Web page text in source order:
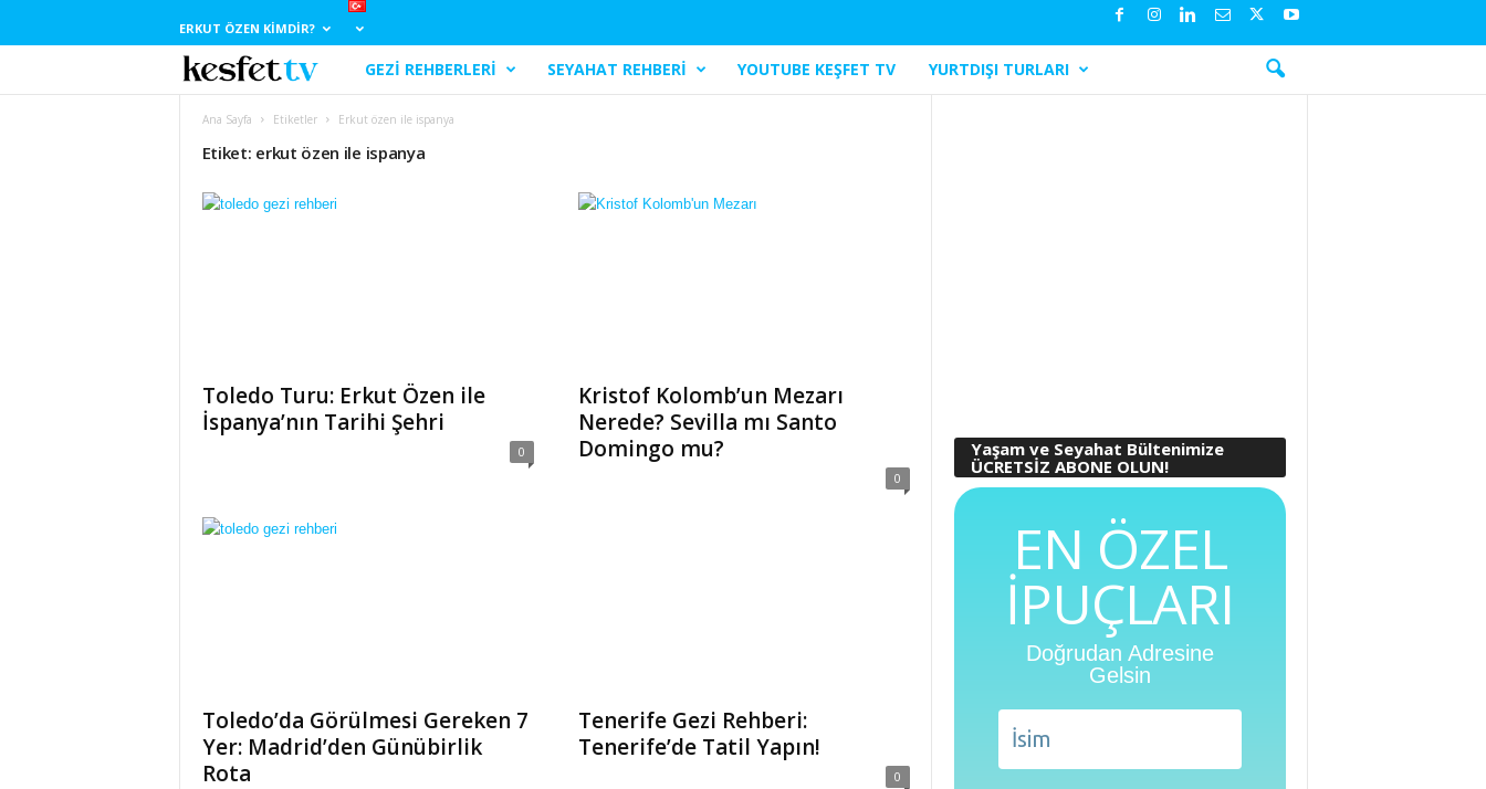
ERKUT ÖZEN KIMDIR?
r
e
GEZI REHBERLERI SEYAHAT REHBERI YOUTUBE KEŞFET TV YURTDIŞI TURLARI
Ana Sayfa Etiketler Erkut özen ile ispanya
Etiket: erkut özen ile ispanya
Toledo Turu: Erkut Özen ile
İspanya’nın Tarihi Şehri
0
Kristof Kolomb’un Mezarı
Nerede? Sevilla mı Santo
Domingo mu?
0
Toledo’da Görülmesi Gereken 7
Yer: Madrid’den Günübirlik
Rota
Tenerife Gezi Rehberi:
Tenerife’de Tatil Yapın!
0
Yaşam ve Seyahat Bültenimize
ÜCRETSİZ ABONE OLUN!
EN ÖZEL
İPUÇLARI
Doğrudan Adresine
Gelsin